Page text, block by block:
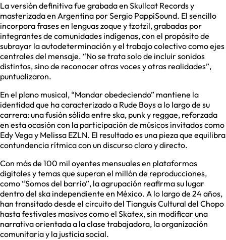
La versión definitiva fue grabada en Skullcat Records y
masterizada en Argentina por Sergio PappiSound. El sencillo
incorpora frases en lenguas zoque y tzotzil, grabadas por
integrantes de comunidades indígenas, con el propósito de
subrayar la autodeterminación y el trabajo colectivo como ejes
centrales del mensaje. “No se trata solo de incluir sonidos
distintos, sino de reconocer otras voces y otras realidades”,
puntualizaron.
En el plano musical, “Mandar obedeciendo” mantiene la
identidad que ha caracterizado a Rude Boys a lo largo de su
carrera: una fusión sólida entre ska, punk y reggae, reforzada
en esta ocasión con la participación de músicos invitados como
Edy Vega y Melissa EZLN. El resultado es una pieza que equilibra
contundencia rítmica con un discurso claro y directo.
Con más de 100 mil oyentes mensuales en plataformas
digitales y temas que superan el millón de reproducciones,
como “Somos del barrio”, la agrupación reafirma su lugar
dentro del ska independiente en México. A lo largo de 24 años,
han transitado desde el circuito del Tianguis Cultural del Chopo
hasta festivales masivos como el Skatex, sin modificar una
narrativa orientada a la clase trabajadora, la organización
comunitaria y la justicia social.